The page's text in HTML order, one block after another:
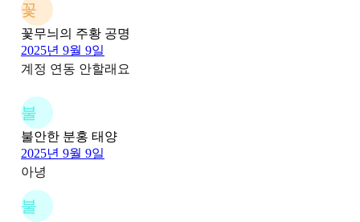
꽃
꽃무늬의 주황 공명
2025년 9월 9일
계정 연동 안할래요
불
불안한 분홍 태양
2025년 9월 9일
아녕
불